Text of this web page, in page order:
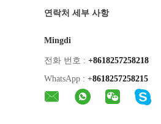
연락처 세부 사항
Mingdi
전화 번호 : +8618257258218
WhatsApp : +8618257258215